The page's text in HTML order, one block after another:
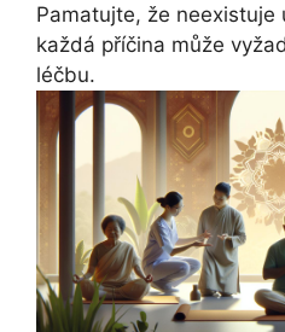
Pamatujte, že neexistuje
každá příčina může
léčbu.